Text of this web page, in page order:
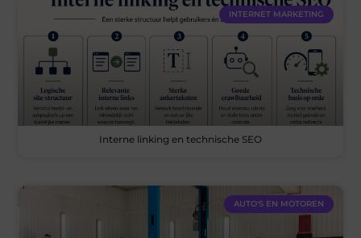
INTERNET MARKETING
Interne linking en technische SEO
AUTO'S EN MOTOREN